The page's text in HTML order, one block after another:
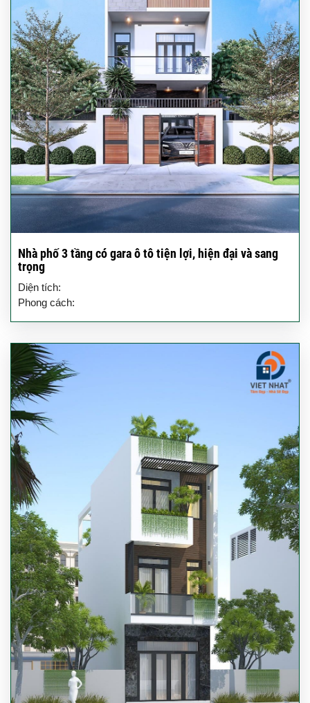
Nhà phố 3 tầng có gara ô tô tiện lợi, hiện đại và sang
trọng
Diện tích:
Phong cách: